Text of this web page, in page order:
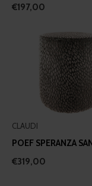
€197,00
CLAUDI
POEF SPERANZA
€319,00